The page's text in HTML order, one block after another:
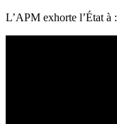
L’APM exhorte l’État à :